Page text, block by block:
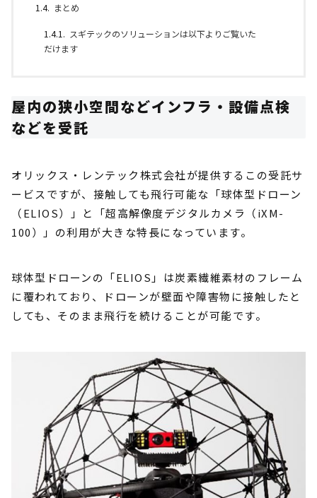
まとめ
スギテックのソリューションは以下よりご覧いた
だけます
屋内の狭小空間などインフラ・設備点検
などを受託
オリックス・レンテック株式会社が提供するこの受託サ
ービスですが、接触しても飛行可能な「球体型ドローン
（ELIOS）」と「超高解像度デジタルカメラ（iXM-
100）」の利用が大きな特長になっています。
球体型ドローンの「ELIOS」は炭素繊維素材のフレーム
に覆われており、ドローンが壁面や障害物に接触したと
しても、そのまま飛行を続けることが可能です。